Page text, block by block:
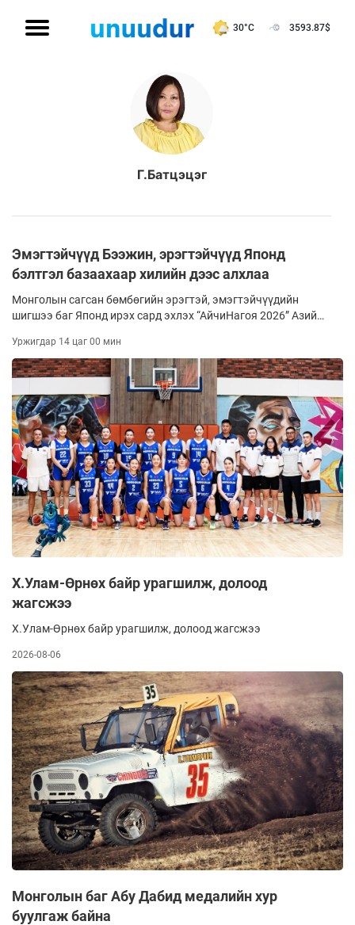
30°C 3593.87$
Г.Батцэцэг
Эмэгтэйчүүд Бээжин, эрэгтэйчүүд Японд
бэлтгэл базаахаар хилийн дээс алхлаа
Монголын сагсан бөмбөгийн эрэгтэй, эмэгтэйчүүдийн
шигшээ баг Японд ирэх сард эхлэх “АйчиНагоя 2026” Азийн
байгуулдаг эл наадмын өмнө эмэгтэйчүүд БНХАУ болон
эзэн орон, Шинэ Зеландын шигшээ багийнхантай нөхөрсөг
тоглолт хийхээр Бээжин хотыг өчигдөр зорив.
Уржигдар 14 цаг 00 мин
Х.Улам-Өрнөх байр урагшилж, долоод
жагсжээ
Х.Улам-Өрнөх байр урагшилж, долоод жагсжээ
2026-08-06
Монголын баг Абу Дабид медалийн хур
буулгаж байна